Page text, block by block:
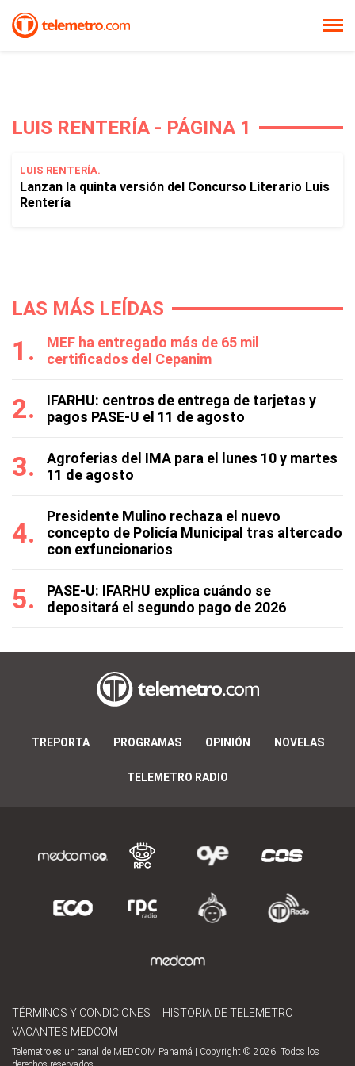
LUIS RENTERÍA - PÁGINA 1
LUIS RENTERÍA.
Lanzan la quinta versión del Concurso Literario Luis
Rentería
LAS MÁS LEÍDAS
MEF ha entregado más de 65 mil
certificados del Cepanim
IFARHU: centros de entrega de tarjetas y
pagos PASE-U el 11 de agosto
Agroferias del IMA para el lunes 10 y martes
11 de agosto
Presidente Mulino rechaza el nuevo
concepto de Policía Municipal tras altercado
con exfuncionarios
PASE-U: IFARHU explica cuándo se
depositará el segundo pago de 2026
TREPORTA PROGRAMAS OPINIÓN NOVELAS
TELEMETRO RADIO
TÉRMINOS Y CONDICIONES
HISTORIA DE TELEMETRO
VACANTES MEDCOM
Telemetro es un canal de MEDCOM Panamá | Copyright © 2026. Todos los